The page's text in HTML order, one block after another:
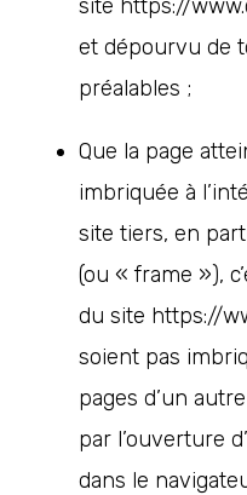
site https://
et dépourvu de
préalables ;
Que la page
imbriquée à
site tiers, en
(ou « frame »),
du site https://
soient pas
pages d’un
par l’ouverture
dans le